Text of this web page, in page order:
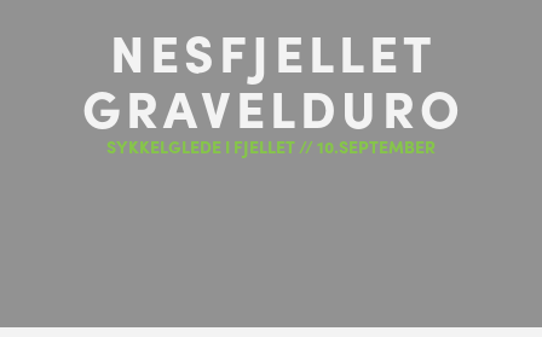
NESFJELLET
GRAVELDURO
SYKKELGLEDE I FJELLET // 10.SEPTEMBER